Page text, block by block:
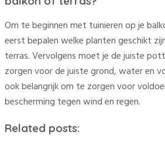
Om te beginnen met tuinieren op je
eerst bepalen welke planten geschikt
terras. Vervolgens moet je de juiste
zorgen voor de juiste grond, water en
ook belangrijk om te zorgen voor
bescherming tegen wind en regen.
Related posts: